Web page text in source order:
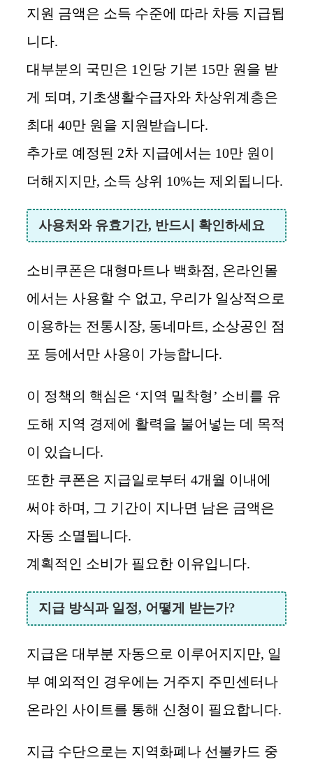
지원 금액은 소득 수준에 따라 차등 지급됩
니다.
대부분의 국민은 1인당 기본 15만 원을 받
게 되며, 기초생활수급자와 차상위계층은
최대 40만 원을 지원받습니다.
추가로 예정된 2차 지급에서는 10만 원이
더해지지만, 소득 상위 10%는 제외됩니다.
사용처와 유효기간, 반드시 확인하세요
소비쿠폰은 대형마트나 백화점, 온라인몰
에서는 사용할 수 없고, 우리가 일상적으로
이용하는 전통시장, 동네마트, 소상공인 점
포 등에서만 사용이 가능합니다.
이 정책의 핵심은 ‘지역 밀착형’ 소비를 유
도해 지역 경제에 활력을 불어넣는 데 목적
이 있습니다.
또한 쿠폰은 지급일로부터 4개월 이내에
써야 하며, 그 기간이 지나면 남은 금액은
자동 소멸됩니다.
계획적인 소비가 필요한 이유입니다.
지급 방식과 일정, 어떻게 받는가?
지급은 대부분 자동으로 이루어지지만, 일
부 예외적인 경우에는 거주지 주민센터나
온라인 사이트를 통해 신청이 필요합니다.
지급 수단으로는 지역화폐나 선불카드 중